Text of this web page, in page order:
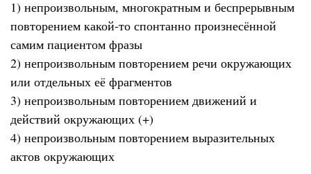
1) непроизвольным, многократным и беспрерывным
повторением какой-то спонтанно произнесённой
самим пациентом фразы
2) непроизвольным повторением речи окружающих
или отдельных её фрагментов
3) непроизвольным повторением движений и
действий окружающих (+)
4) непроизвольным повторением выразительных
актов окружающих